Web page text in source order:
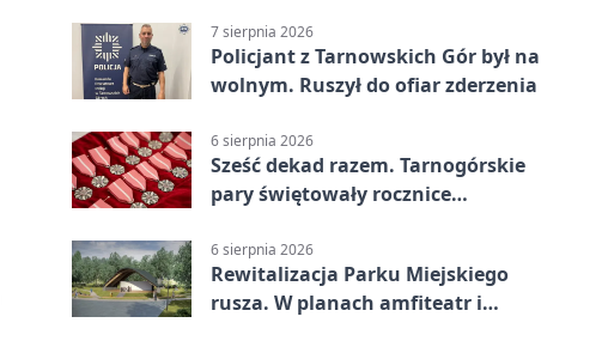
7 sierpnia 2026
Policjant z Tarnowskich Gór był na
wolnym. Ruszył do ofiar zderzenia
6 sierpnia 2026
Sześć dekad razem. Tarnogórskie
pary świętowały rocznice
6 sierpnia 2026
Rewitalizacja Parku Miejskiego
rusza. W planach amfiteatr i